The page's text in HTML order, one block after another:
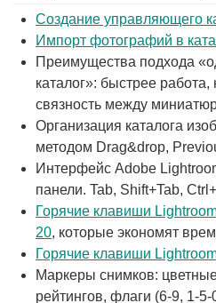
Создание управляющего
Импорт фотографий в
Преимущества подхода
каталог»: быстрее
связность между
Организация каталога
методом Drag&drop,
Интерфейс Adobe
панели. Tab, Shift+Tab,
Горячие клавиши
20, которые экономят
Горячие клавиши
Маркеры снимков:
рейтингов, флаги (6-9, 1-5-